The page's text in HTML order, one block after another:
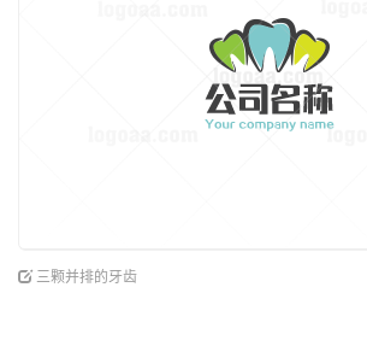
三颗并排的牙齿